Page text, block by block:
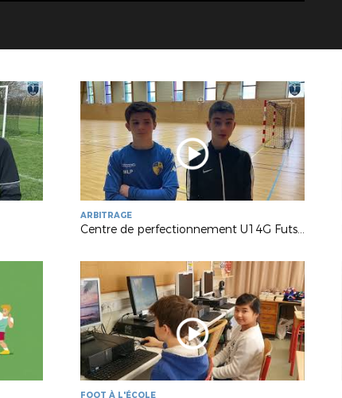
ARBITRAGE
Centre de perfectionnement U14G Futsal
FOOT À L'ÉCOLE